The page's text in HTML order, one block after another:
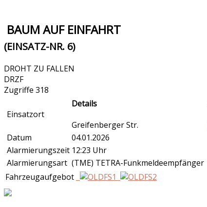
BAUM AUF EINFAHRT
(EINSATZ-NR. 6)
DROHT ZU FALLEN
DRZF
Zugriffe 318
Einsatzort
Details
Greifenberger Str.
Datum
04.01.2026
Alarmierungszeit 12:23 Uhr
Alarmierungsart (TME) TETRA-Funkmeldeempfänger
Fahrzeugaufgebot